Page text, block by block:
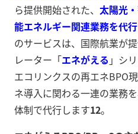
ら提供開始された、 太陽光
能エネルギー関連業務を代
のサービスは、国際航業が
レーター「エネがえる 」シ
エコリンクスの再エネBPO
ネ導入に関わる一連の業務
体制で代行します12。